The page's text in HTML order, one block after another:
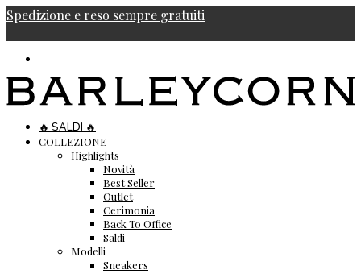
Spedizione e reso sempre gratuiti
🔥 SALDI 🔥
COLLEZIONE
Highlights
Novità
Best Seller
Outlet
Cerimonia
Back To Office
Saldi
Modelli
Sneakers